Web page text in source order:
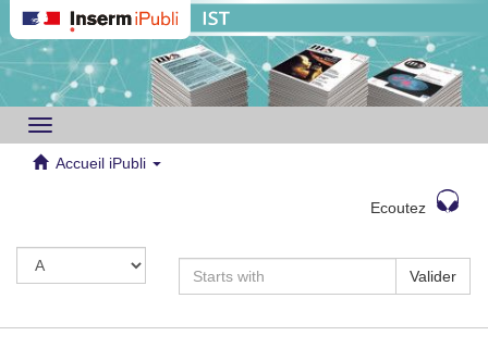
Toggle
navigation
Accueil iPubli
Ecoutez
Valider